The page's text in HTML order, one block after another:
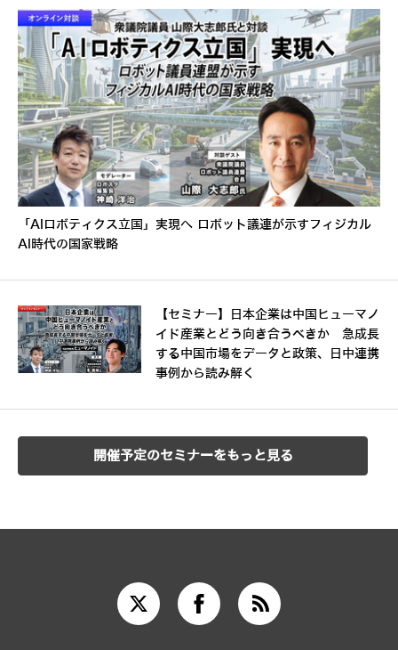
「AIロボティクス立国」実現へ ロボット議連が示すフィジカル
AI時代の国家戦略
【セミナー】日本企業は中国ヒューマノ
イド産業とどう向き合うべきか 急成長
する中国市場をデータと政策、日中連携
事例から読み解く
開催予定のセミナーをもっと見る